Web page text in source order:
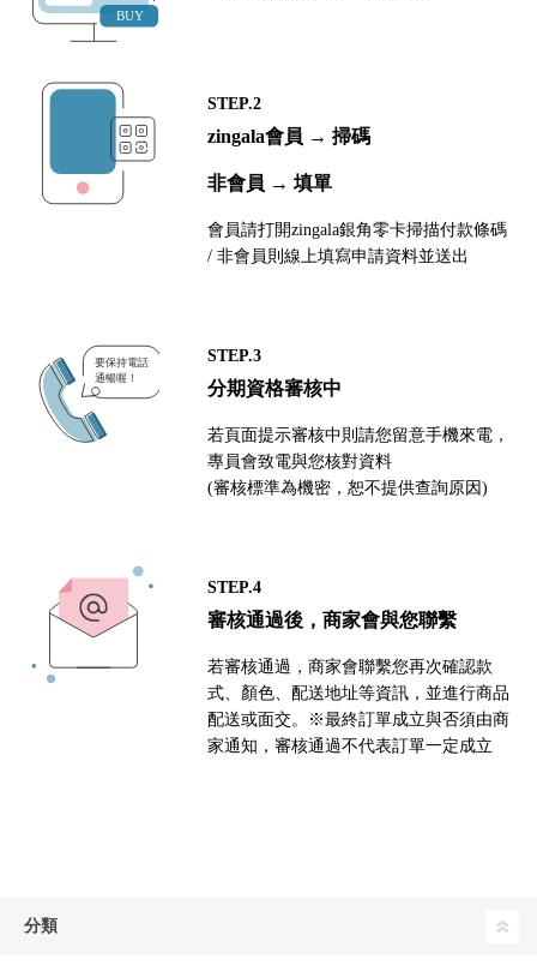
STEP.2
zingala會員 → 掃碼
非會員 → 填單
會員請打開zingala銀角零卡掃描付款條碼
/ 非會員則線上填寫申請資料並送出
STEP.3
分期資格審核中
若頁面提示審核中則請您留意手機來電，
專員會致電與您核對資料
(審核標準為機密，恕不提供查詢原因)
STEP.4
審核通過後，商家會與您聯繫
若審核通過，商家會聯繫您再次確認款
式、顏色、配送地址等資訊，並進行商品
配送或面交。※最終訂單成立與否須由商
家通知，審核通過不代表訂單一定成立
分類